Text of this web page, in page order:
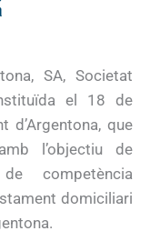
SA, Societat
el 18 de
d’Argentona, que
l’objectiu de
competència
domiciliari